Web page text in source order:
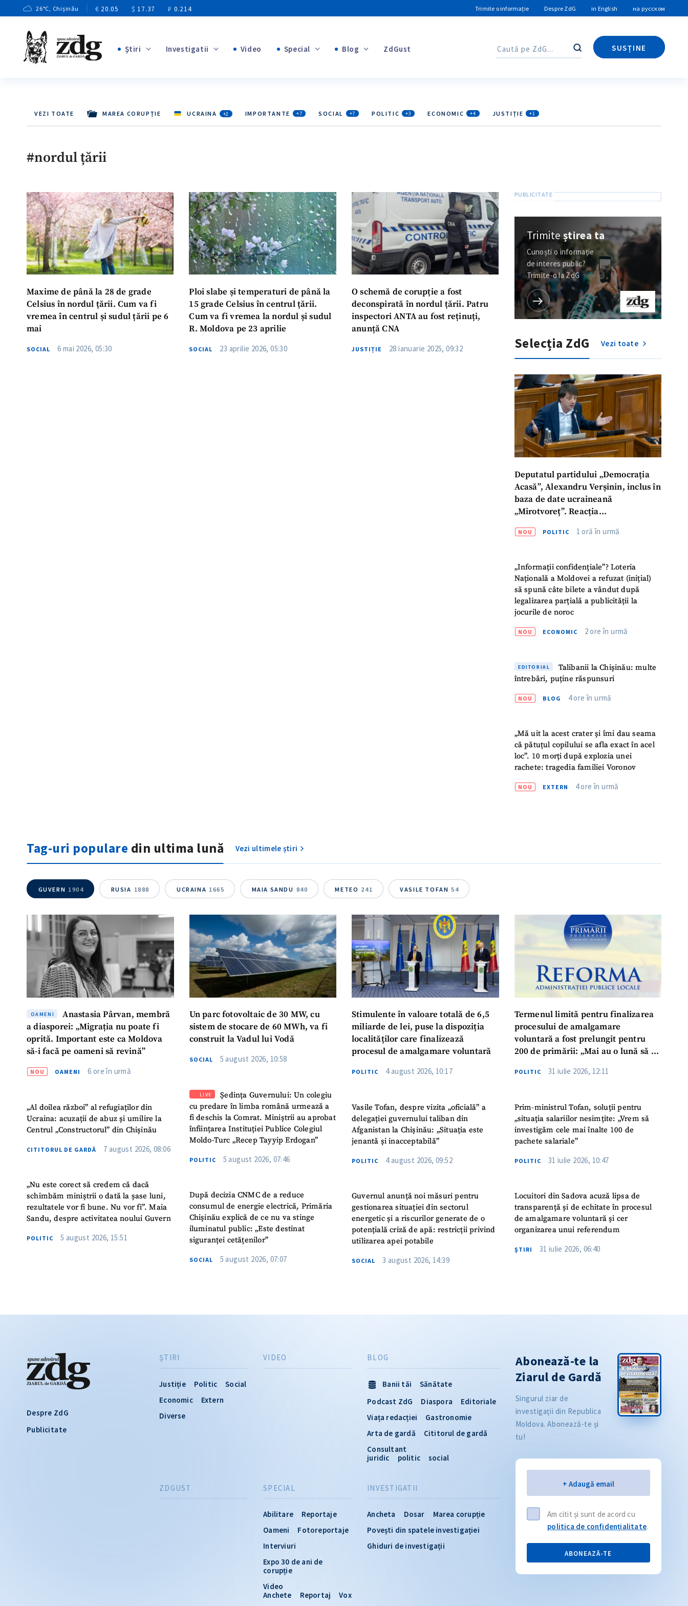
26°C, Chișinău € 20.05 $ 17.37 ₽ 0.214 Trimite o informație Despre ZdG in English на русском
Ştiri Investigatii Video Special Blog ZdGust Caută
SUSȚINE
Caută
VEZI TOATE MAREA CORUPȚIE UCRAINA +2 IMPORTANTE +7 SOCIAL +7 POLITIC +3 ECONOMIC +4 JUSTIȚIE +1
#nordul țării
Maxime de până la 28 de grade
Celsius în nordul țării. Cum va fi
vremea în centrul și sudul țării pe 6
mai
SOCIAL 6 mai 2026, 05:30
Ploi slabe și temperaturi de până la
15 grade Celsius în centrul țării.
Cum va fi vremea la nordul și sudul
R. Moldova pe 23 aprilie
SOCIAL 23 aprilie 2026, 05:30
O schemă de corupție a fost
deconspirată în nordul țării. Patru
inspectori ANTA au fost reținuți,
anunță CNA
JUSTIȚIE 28 ianuarie 2025, 09:32
Trimiteștirea ta
Cunoști o informație
de interes public?
Trimite-o la ZdG
Selecția ZdG Vezi toate
Deputatul partidului „Democrația
Acasă”, Alexandru Verșinin, inclus în
baza de date ucraineană
„Mirotvoreț”. Reacția
NOU POLITIC 1 oră în urmă
„Informații confidențiale”? Loteria
Națională a Moldovei a refuzat (inițial)
să spună câte bilete a vândut după
legalizarea parțială a publicității la
jocurile de noroc
NOU ECONOMIC 2 ore în urmă
EDITORIAL
Talibanii la Chișinău: multe
întrebări, puține răspunsuri
NOU BLOG 4 ore în urmă
„Mă uit la acest crater și îmi dau seama
că pătuțul copilului se afla exact în acel
loc”. 10 morți după explozia unei
rachete: tragedia familiei Voronov
NOU EXTERN 4 ore în urmă
Tag-uri populare din ultima lună Vezi ultimele știri
GUVERN 1904 RUSIA 1888 UCRAINA 1665 MAIA SANDU 840 METEO 241 VASILE TOFAN 54
OAMENI
Anastasia Pârvan, membră
a diasporei: „Migrația nu poate fi
oprită. Important este ca Moldova
să-i facă pe oameni să revină”
NOU OAMENI 6 ore în urmă
„Al doilea război” al refugiaților din
Ucraina: acuzații de abuz și umilire la
Centrul „Constructorul” din Chișinău
CITITORUL DE GARDĂ 7 august 2026, 08:06
„Nu este corect să credem că dacă
schimbăm miniștrii o dată la șase luni,
rezultatele vor fi bune. Nu vor fi”. Maia
Sandu, despre activitatea noului Guvern
POLITIC 5 august 2026, 15:51
Un parc fotovoltaic de 30 MW, cu
sistem de stocare de 60 MWh, va fi
construit la Vadul lui Vodă
SOCIAL 5 august 2026, 10:58
LIVE
Ședința Guvernului: Un colegiu
cu predare în limba română urmează a
fi deschis la Comrat. Miniștrii au aprobat
înființarea Instituției Publice Colegiul
Moldo-Turc „Recep Tayyip Erdogan”
POLITIC 5 august 2026, 07:46
După decizia CNMC de a reduce
consumul de energie electrică, Primăria
Chișinău explică de ce nu va stinge
iluminatul public: „Este destinat
siguranței cetățenilor”
SOCIAL 5 august 2026, 07:07
Stimulente în valoare totală de 6,5
miliarde de lei, puse la dispoziția
localităților care finalizează
procesul de amalgamare voluntară
POLITIC 4 august 2026, 10:17
Vasile Tofan, despre vizita „oficială” a
delegației guvernului taliban din
Afganistan la Chișinău: „Situația este
jenantă și inacceptabilă”
POLITIC 4 august 2026, 09:52
Guvernul anunță noi măsuri pentru
gestionarea situației din sectorul
energetic și a riscurilor generate de o
potențială criză de apă: restricții privind
utilizarea apei potabile
SOCIAL 3 august 2026, 14:39
Termenul limită pentru finalizarea
procesului de amalgamare
voluntară a fost prelungit pentru
200 de primării: „Mai au o lună să se
POLITIC 31 iulie 2026, 12:11
Prim-ministrul Tofan, soluții pentru
„situația salariilor nesimțite: „Vrem să
investigăm cele mai înalte 100 de
pachete salariale”
POLITIC 31 iulie 2026, 10:47
Locuitori din Sadova acuză lipsa de
transparență și de echitate în procesul
de amalgamare voluntară și cer
organizarea unui referendum
ŞTIRI 31 iulie 2026, 06:40
Despre ZdG
Publicitate
ŞTIRI
Justiție Politic
Social
Economic
Extern
Diverse
INVESTIGATII
Ancheta Dosar
Marea corupție
Povești din spatele investigației
Ghiduri de investigații
VIDEO
SPECIAL
Abilitare
Reportaje
Oameni
Fotoreportaje
Interviuri
Expo 30 de ani de
corupție
Video
Anchete
Reportaj
Vox
BLOG
Banii tăi
Sănătate
Podcast ZdG
Diaspora
Editoriale
Viața redacției
Gastronomie
Arta de gardă
Cititorul de gardă
Consultant
juridic
politic social
ZDGUST
Abonează-te la
Ziarul de Gardă
Singurul ziar de
investigații din Republica
Moldova. Abonează-te și
tu!
+ Adaugă email
Am citit și sunt de acord cu
politica de confidențialitate.
ABONEAZĂ-TE
+ Link media
Mesajul știrei + Mesajul știrei
Am citit și sunt de acord cu
politica de
confidențialitate.
TRIMITE ȘTIREA